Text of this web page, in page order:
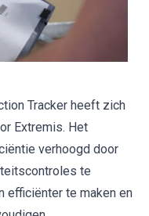
Tracker heeft zich
Extremis. Het
verhoogd door
te
efficiënter te maken en